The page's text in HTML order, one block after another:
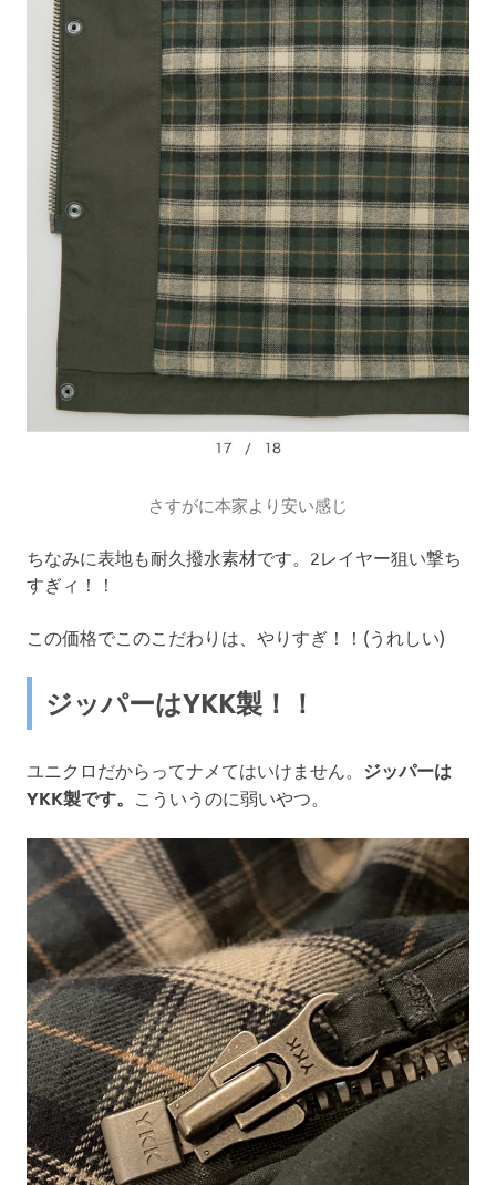
さすがに本家より安い感じ
ちなみに表地も耐久撥水素材です。2レイヤー狙い撃ち
すぎィ！！
この価格でこのこだわりは、やりすぎ！！(うれしい)
ジッパーはYKK製！！
ユニクロだからってナメてはいけません。 ジッパーは
YKK製です。
こういうのに弱いやつ。